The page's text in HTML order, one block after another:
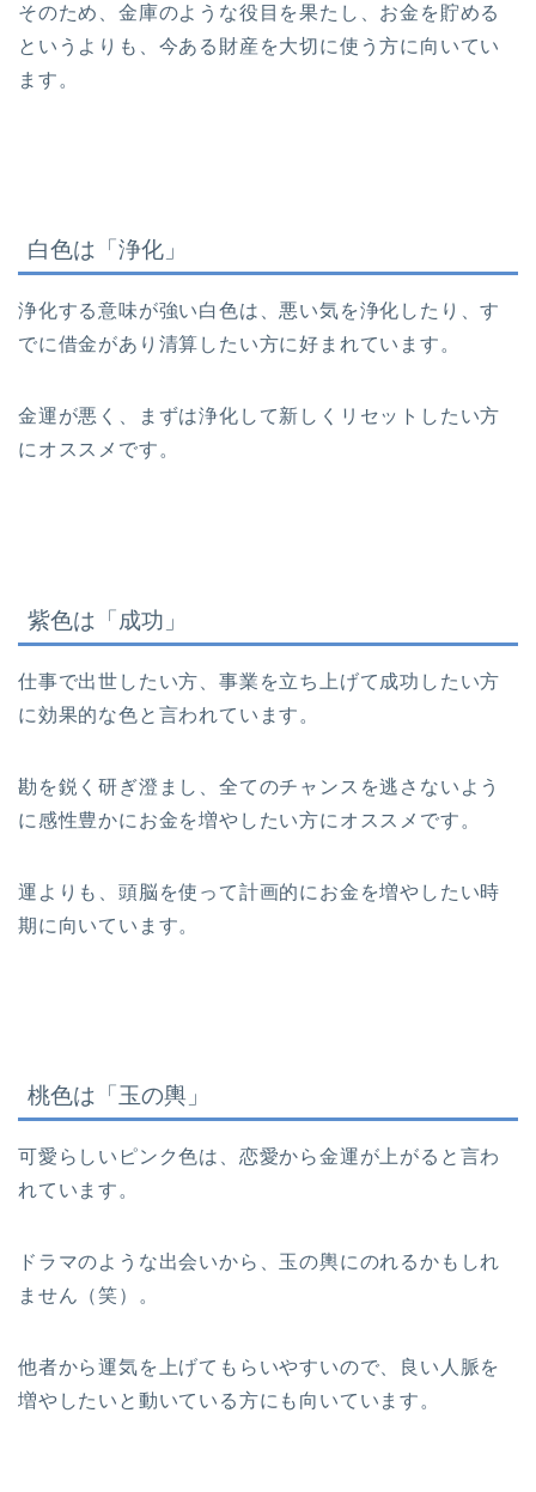
そのため、金庫のような役目を果たし、お金を貯める
というよりも、今ある財産を大切に使う方に向いてい
ます。
白色は「浄化」
浄化する意味が強い白色は、悪い気を浄化したり、す
でに借金があり清算したい方に好まれています。
金運が悪く、まずは浄化して新しくリセットしたい方
にオススメです。
紫色は「成功」
仕事で出世したい方、事業を立ち上げて成功したい方
に効果的な色と言われています。
勘を鋭く研ぎ澄まし、全てのチャンスを逃さないよう
に感性豊かにお金を増やしたい方にオススメです。
運よりも、頭脳を使って計画的にお金を増やしたい時
期に向いています。
桃色は「玉の輿」
可愛らしいピンク色は、恋愛から金運が上がると言わ
れています。
ドラマのような出会いから、玉の輿にのれるかもしれ
ません（笑）。
他者から運気を上げてもらいやすいので、良い人脈を
増やしたいと動いている方にも向いています。